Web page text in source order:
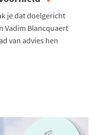
je dat doelgericht
Vadim Blancquaert
van advies hen